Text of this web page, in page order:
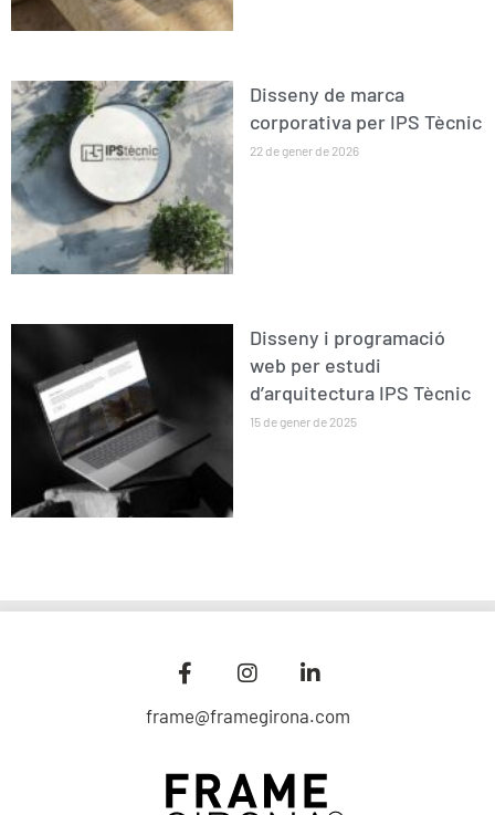
Disseny de marca
corporativa per IPS Tècnic
22 de gener de 2026
Disseny i programació
web per estudi
d’arquitectura IPS Tècnic
15 de gener de 2025
frame@framegirona.com